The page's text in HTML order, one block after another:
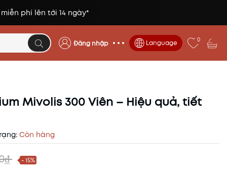
phí lên tới 14 ngày*
Đăng nhập Language 0
Mivolis 300 Viên – Hiệu quả, tiết
Còn hàng
- 15%